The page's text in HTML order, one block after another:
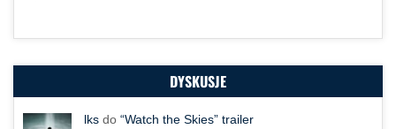
DYSKUSJE
lks do “Watch the Skies” trailer